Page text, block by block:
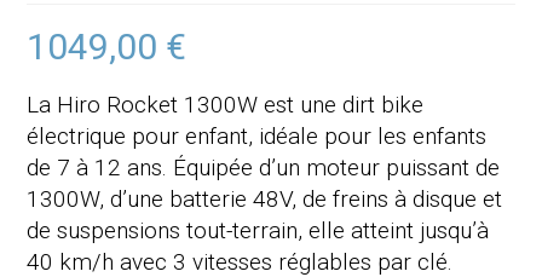
1049,00 €
La Hiro Rocket 1300W est une dirt bike
électrique pour enfant, idéale pour les enfants
de 7 à 12 ans. Équipée d’un moteur puissant de
1300W, d’une batterie 48V, de freins à disque et
de suspensions tout-terrain, elle atteint jusqu’à
40 km/h avec 3 vitesses réglables par clé.